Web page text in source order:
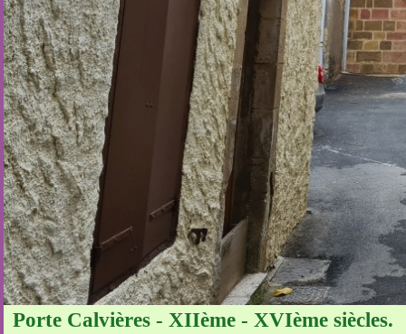
Porte Calvières - XIIème - XVIème siècles.